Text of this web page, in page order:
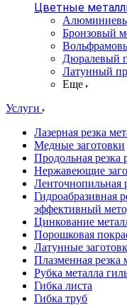
Цветные
Бронзовый
Дюралевый
Латунный
Еще
Услуги
Лазерная резка
Медные заготовки
Продольная резка
Нержавеющие
Ленточнопильная
Гидроабразивная
эффективный
Цинкование
Порошковая
Латунные
Плазменная резка
Рубка металла
Гибка листа
Гибка труб